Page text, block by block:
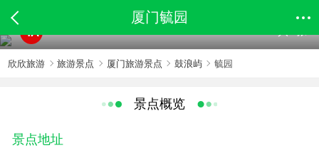
厦门毓园
4A
欣欣旅游 旅游景点 厦门旅游景点 鼓浪屿 毓园
景点概览
景点地址